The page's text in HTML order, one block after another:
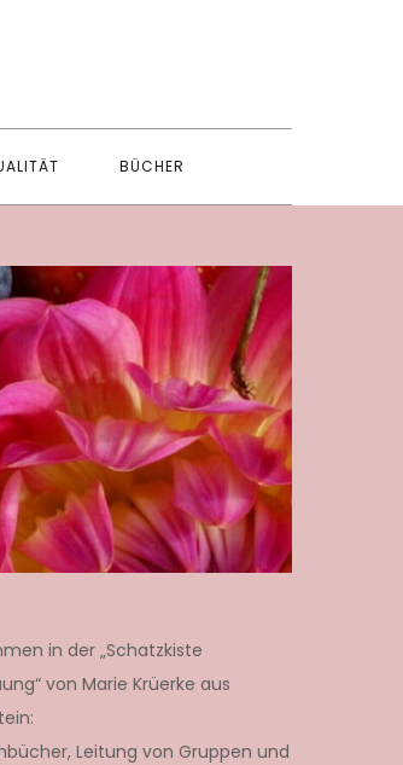
BÜCHER
in der „Schatzkiste
von Marie Krüerke aus
Leitung von Gruppen und